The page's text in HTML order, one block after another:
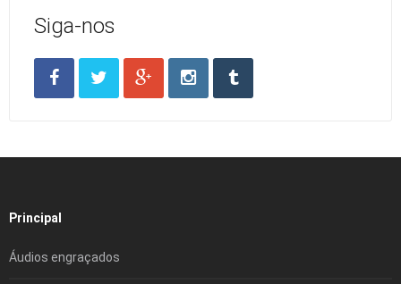
Siga-nos
Principal
Áudios engraçados